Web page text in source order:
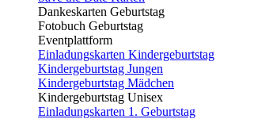
Dankeskarten Geburtstag
Fotobuch Geburtstag
Eventplattform
Einladungskarten Kindergeburtstag
Kindergeburtstag Jungen
Kindergeburtstag Mädchen
Kindergeburtstag Unisex
Einladungskarten 1. Geburtstag